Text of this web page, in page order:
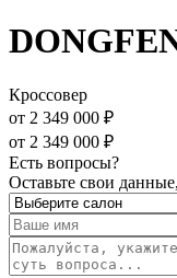
Кроссовер
от 2 349 000 ₽
от 2 349 000 ₽
Есть вопросы?
Оставьте свои